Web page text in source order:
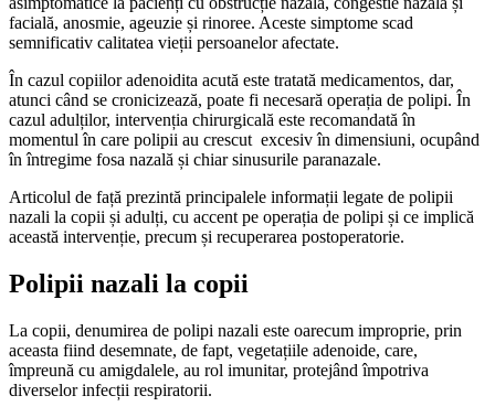
facială, anosmie, ageuzie și rinoree. Aceste simptome scad
semnificativ calitatea vieții persoanelor afectate.
În cazul copiilor adenoidita acută este tratată medicamentos, dar,
atunci când se cronicizează, poate fi necesară operația de polipi. În
cazul adulților, intervenția chirurgicală este recomandată în
momentul în care polipii au crescut excesiv în dimensiuni, ocupând
în întregime fosa nazală și chiar sinusurile paranazale.
Articolul de față prezintă principalele informații legate de polipii
nazali la copii și adulți, cu accent pe operația de polipi și ce implică
această intervenție, precum și recuperarea postoperatorie.
Polipii nazali la copii
La copii, denumirea de polipi nazali este oarecum improprie, prin
aceasta fiind desemnate, de fapt, vegetațiile adenoide, care,
împreună cu amigdalele, au rol imunitar, protejând împotriva
diverselor infecții respiratorii.